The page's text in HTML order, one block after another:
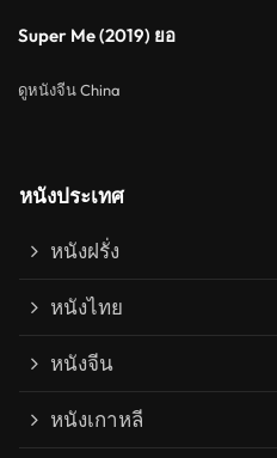
Super Me (2019) ยอดมนุษย์สุดโต่ง
ดูหนังจีน China
หนังประเทศ
หนังฝรั่ง
หนังไทย
หนังจีน
หนังเกาหลี